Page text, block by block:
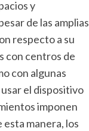
y
de las amplias
respecto a su
con centros de
con algunas
el dispositivo
imponen
manera, los